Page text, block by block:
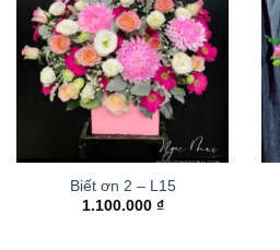
Biết ơn 2 – L15
1.100.000 ₫